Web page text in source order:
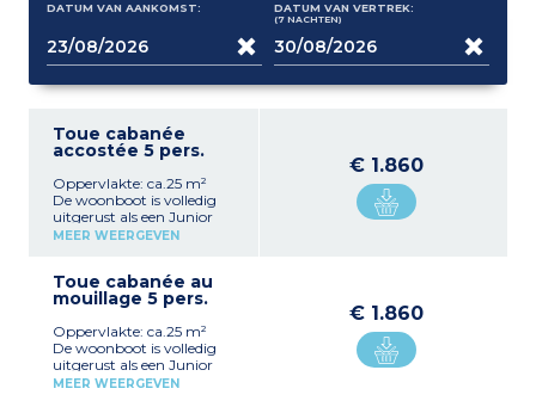
DATUM VAN AANKOMST: DATUM VAN VERTREK:
(7 NACHTEN)
Toue cabanée
accostée 5 pers.
Oppervlakte: ca.25 m²
De woonboot is volledig
uitgerust als een Junior
Suite toeristische
sterren hotelkamer.
Ze liggen aan de rand van
Het houten huis van 25 m²
is ontworpen voor 5
personen.
Aan boord vindt u
MEER WEERGEVEN
€ 1.860
Toue cabanée au
mouillage 5 pers.
Oppervlakte: ca.25 m²
De woonboot is volledig
uitgerust als een Junior
Suite toeristische
MEER WEERGEVEN
€ 1.860